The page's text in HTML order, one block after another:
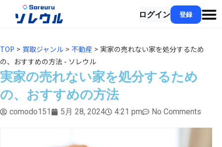
ログイン 登録
TOP > 買取ジャンル > 不動産 > 実家の売れない家を処分するため
の、おすすめの方法 - ソレウル
実家の売れない家を処分するため
の、おすすめの方法
comodo151 5月 28, 2024 4:21 pm No Comments